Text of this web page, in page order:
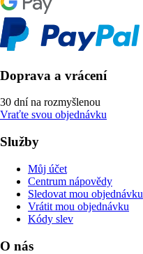
Doprava a vrácení
30 dní na rozmyšlenou
Vraťte svou objednávku
Služby
Můj účet
Centrum nápovědy
Sledovat mou objednávku
Vrátit mou objednávku
Kódy slev
O nás